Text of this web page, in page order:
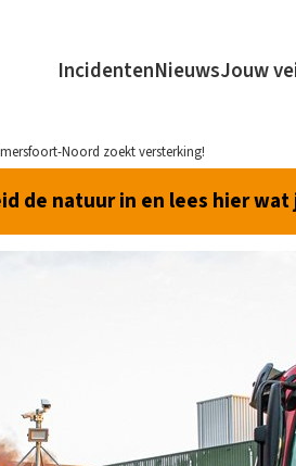
IncidentenNieuwsJouw
Noord zoekt versterking!
de natuur in en lees hier